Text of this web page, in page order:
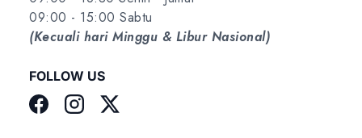
09:00 - 15:00 Sabtu
(Kecuali hari Minggu & Libur Nasional)
FOLLOW US
FacebookInstagramTwitter